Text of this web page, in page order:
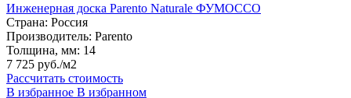
Инженерная доска Parento Naturale ФУМОССО
Страна: Россия
Производитель: Parento
Толщина, мм: 14
7 725 руб./м2
Рассчитать стоимость
В избранное В избранном